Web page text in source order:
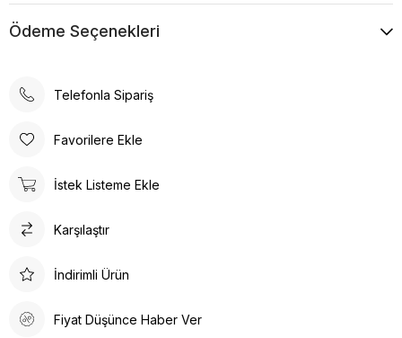
Ödeme Seçenekleri
Telefonla Sipariş
Favorilere Ekle
İstek Listeme Ekle
Karşılaştır
İndirimli Ürün
Fiyat Düşünce Haber Ver